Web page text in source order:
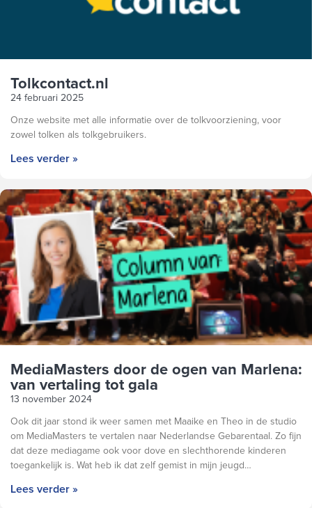
Tolkcontact.nl
24 februari 2025
Onze website met alle informatie over de tolkvoorziening, voor
zowel tolken als tolkgebruikers.
Lees verder »
MediaMasters door de ogen van Marlena:
van vertaling tot gala
13 november 2024
Ook dit jaar stond ik weer samen met Maaike en Theo in de studio
om MediaMasters te vertalen naar Nederlandse Gebarentaal. Zo fijn
dat deze mediagame ook voor dove en slechthorende kinderen
toegankelijk is. Wat heb ik dat zelf gemist in mijn jeugd…
Lees verder »